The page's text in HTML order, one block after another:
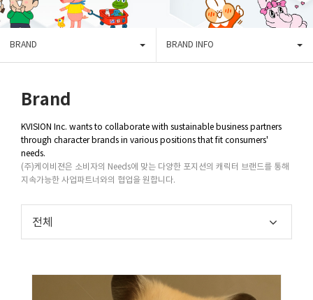
BRAND BRAND INFO
Brand
KVISION Inc. wants to collaborate with sustainable business partners
through character brands in various positions that fit consumers'
needs.
(주)케이비젼은 소비자의 Needs에 맞는 다양한 포지션의 캐릭터 브랜드를 통해
지속가능한 사업파트너와의 협업을 원합니다.
전체